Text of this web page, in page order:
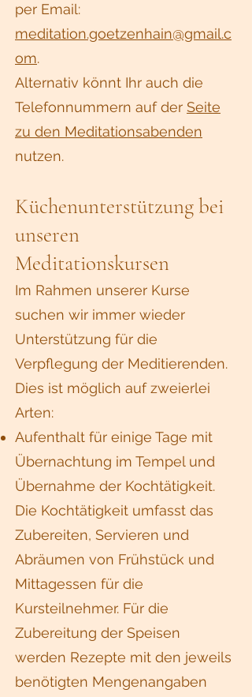
per Email:
meditation.goetzenhain@gmail.c
om.
Alternativ könnt Ihr auch die
Telefonnummern auf der Seite
zu den Meditationsabenden
nutzen.
​Küchenunterstützung bei
unseren
Meditationskursen
Im Rahmen unserer Kurse
suchen wir immer wieder
Unterstützung für die
Verpflegung der Meditierenden.
Dies ist möglich auf zweierlei
Arten:
Aufenthalt für einige Tage mit
Übernachtung im Tempel und
Übernahme der Kochtätigkeit.
Die Kochtätigkeit umfasst das
Zubereiten, Servieren und
Abräumen von Frühstück und
Mittagessen für die
Kursteilnehmer. Für die
Zubereitung der Speisen
werden Rezepte mit den jeweils
benötigten Mengenangaben